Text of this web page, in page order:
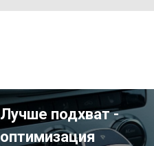
Лучше подхват -
оптимизация